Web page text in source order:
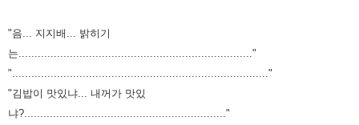
"음... 지지배... 밝히기
는........................................................................."
"................................................................................"
"김밥이 맛있냐... 내꺼가 맛있
냐?..............................................................."